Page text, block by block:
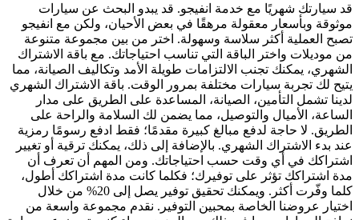
قد سيارتك شهريًا مع خدمة انفيجو. قد يبدو البحث عن سيارات
موثوقة وبأسعار معقولة مرهقًا في بعض الأحيان، ولكن مع انفيجو
تصبح العملية أكثر سلاسة وسهولة. اختر من بين مجموعة متنوعة
من موديلات واختر الباقة التي تناسب احتياجاتك. مع باقة الاشتراك
الشهري، يمكنك تجنب الالتزامات طويلة الأمد وتكاليف الصيانة، مما
يتيح لك تجربة سيارات مختلفة بمرور الوقت. باقة الاشتراك الشهري
لدينا تشمل التأمين، الصيانة، المساعدة على الطريق على مدار
الساعة، الأميال والتوصيل، مما يضمن لك السلامة والراحة على
الطريق. لا حاجة لدفع مبالغ كبيرة مقدمًا؛ فقط ادفع رسومًا رمزية
عند بدء الاشتراك الشهري. بالإضافة إلى ذلك، يمكنك ترقية أو تغيير
اشتراكك في أي وقت حسب احتياجاتك. ومن المهم أن تعرف أن
مدة اشتراكك تؤثر على توفيرك؛ فكلما كانت مدة اشتراكك أطول،
كلما وفّرت أكثر. ويمكنك تحقيق توفير يصل إلى 20% من خلال
اختيار عروضنا الخاصة بمحبين التوفير. نقدم مجموعة واسعة من